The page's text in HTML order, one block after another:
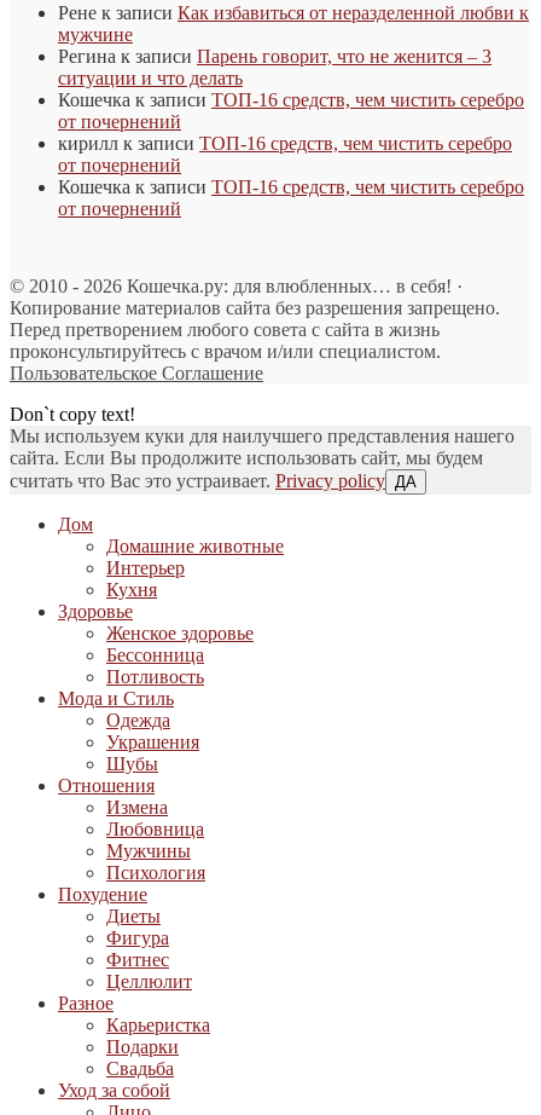
Рене к записи Как избавиться от неразделенной любви к
мужчине
Регина к записи Парень говорит, что не женится – 3
ситуации и что делать
Кошечка к записи ТОП-16 средств, чем чистить серебро
от почернений
кирилл к записи ТОП-16 средств, чем чистить серебро
от почернений
Кошечка к записи ТОП-16 средств, чем чистить серебро
от почернений
© 2010 - 2026 Кошечка.ру: для влюбленных… в себя! ·
Копирование материалов сайта без разрешения запрещено.
Перед претворением любого совета с сайта в жизнь
проконсультируйтесь с врачом и/или специалистом.
Пользовательское Соглашение
Don`t copy text!
Мы используем куки для наилучшего представления нашего
сайта. Если Вы продолжите использовать сайт, мы будем
считать что Вас это устраивает. Privacy policy ДА
Дом
Домашние животные
Интерьер
Кухня
Здоровье
Женское здоровье
Бессонница
Потливость
Мода и Стиль
Одежда
Украшения
Шубы
Отношения
Измена
Любовница
Мужчины
Психология
Похудение
Диеты
Фигура
Фитнес
Целлюлит
Разное
Карьеристка
Подарки
Свадьба
Уход за собой